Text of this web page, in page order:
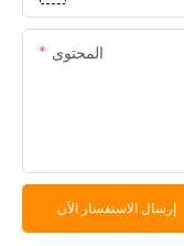
المحتوى
إرسال الاستفسار الآن